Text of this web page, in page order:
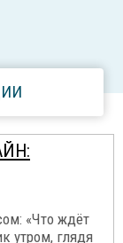
«Что ждёт
утром, глядя